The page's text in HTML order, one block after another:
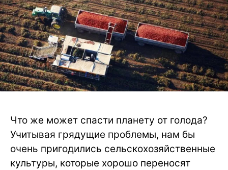
Что же может спасти планету от голода?
Учитывая грядущие проблемы, нам бы
очень пригодились сельскохозяйственные
культуры, которые хорошо переносят